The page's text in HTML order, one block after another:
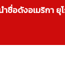
ชื่อดังอเมริกา